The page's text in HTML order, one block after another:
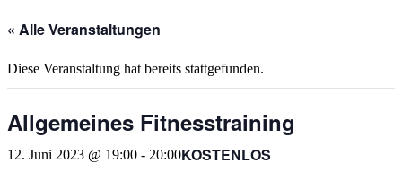
« Alle Veranstaltungen
Diese Veranstaltung hat bereits stattgefunden.
Allgemeines Fitnesstraining
12. Juni 2023 @ 19:00 - 20:00KOSTENLOS